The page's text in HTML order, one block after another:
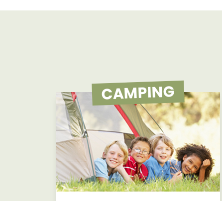
CAMPING